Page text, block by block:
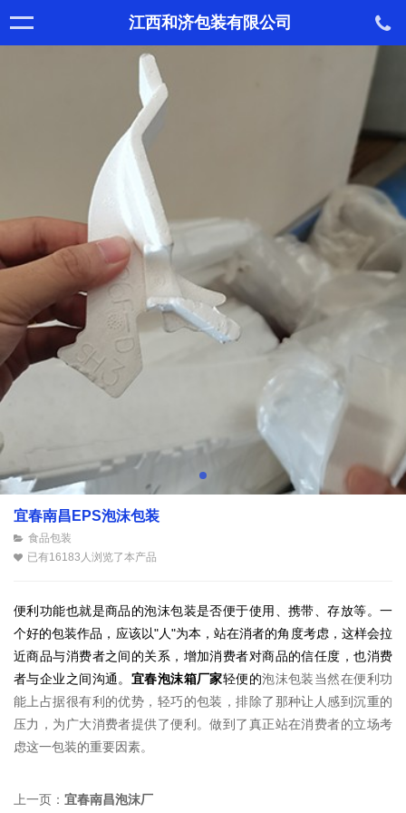
江西和济包装有限公司
宜春南昌EPS泡沫包装
食品包装
已有16183人浏览了本产品
便利功能也就是商品的泡沫包装是否便于使用、携带、存放等。一
个好的包装作品，应该以"人"为本，站在消者的角度考虑，这样会拉
近商品与消费者之间的关系，增加消费者对商品的信任度，也消费
者与企业之间沟通。 宜春泡沫箱厂家轻便的泡沫包装当然在便利功
能上占据很有利的优势，轻巧的包装，排除了那种让人感到沉重的
压力，为广大消费者提供了便利。做到了真正站在消费者的立场考
虑这一包装的重要因素。
上一页： 宜春南昌泡沫厂